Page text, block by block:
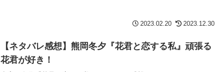
2023.02.20 2023.12.30
【ネタバレ感想】熊岡冬夕『花君と恋する私』頑張る
花君が好き！